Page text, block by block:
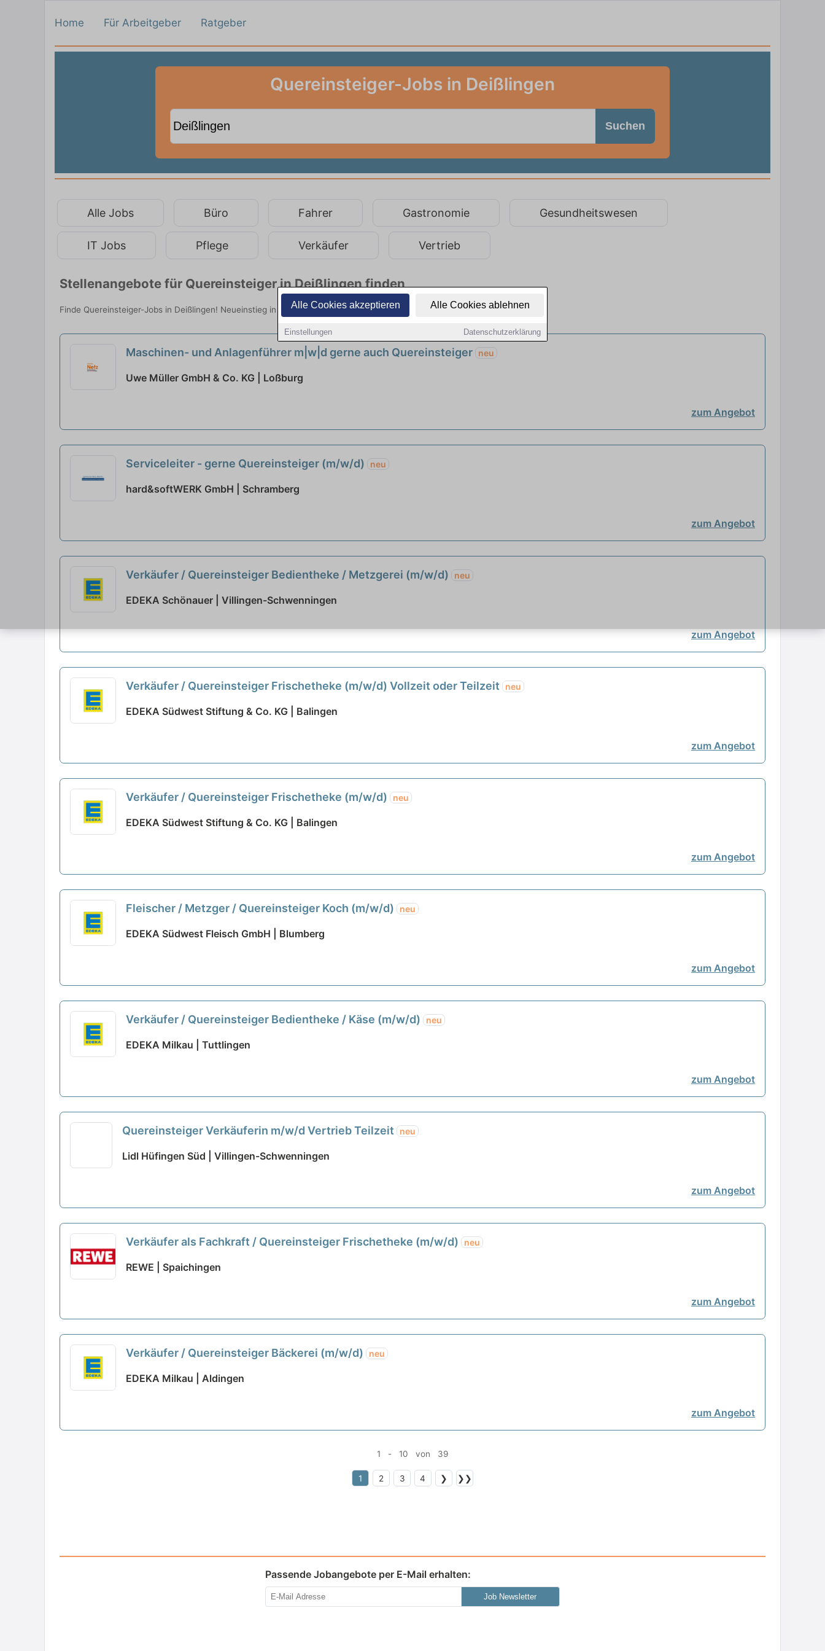
Alle Cookies akzeptieren Alle Cookies ablehnen
Einstellungen Datenschutzerklärung
Home Für Arbeitgeber Ratgeber
Quereinsteiger-Jobs in Deißlingen
Suchen
Alle Jobs Büro Fahrer Gastronomie Gesundheitswesen
IT Jobs Pflege Verkäufer Vertrieb
Stellenangebote für Quereinsteiger in Deißlingen finden
Finde Quereinsteiger-Jobs in Deißlingen! Neueinstieg in viele Branchen. Jetzt bewerben!
Maschinen- und Anlagenführer m|w|d gerne auch Quereinsteiger neu
Uwe Müller GmbH & Co. KG | Loßburg
zum Angebot
Serviceleiter - gerne Quereinsteiger (m/w/d) neu
hard&softWERK GmbH | Schramberg
zum Angebot
Verkäufer / Quereinsteiger Bedientheke / Metzgerei (m/w/d) neu
EDEKA Schönauer | Villingen-Schwenningen
zum Angebot
Verkäufer / Quereinsteiger Frischetheke (m/w/d) Vollzeit oder Teilzeit neu
EDEKA Südwest Stiftung & Co. KG | Balingen
zum Angebot
Verkäufer / Quereinsteiger Frischetheke (m/w/d) neu
EDEKA Südwest Stiftung & Co. KG | Balingen
zum Angebot
Fleischer / Metzger / Quereinsteiger Koch (m/w/d) neu
EDEKA Südwest Fleisch GmbH | Blumberg
zum Angebot
Verkäufer / Quereinsteiger Bedientheke / Käse (m/w/d) neu
EDEKA Milkau | Tuttlingen
zum Angebot
Quereinsteiger Verkäuferin m/w/d Vertrieb Teilzeit neu
Lidl Hüfingen Süd | Villingen-Schwenningen
zum Angebot
Verkäufer als Fachkraft / Quereinsteiger Frischetheke (m/w/d) neu
REWE | Spaichingen
zum Angebot
Verkäufer / Quereinsteiger Bäckerei (m/w/d) neu
EDEKA Milkau | Aldingen
zum Angebot
1 - 10 von 39
1 2 3 4 ❯ ❯❯
Passende Jobangebote per E-Mail erhalten:
Job Newsletter